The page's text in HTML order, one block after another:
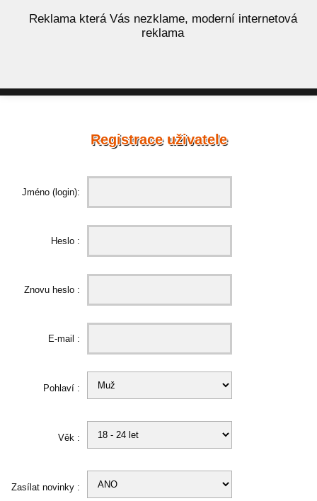
Reklama která Vás nezklame, moderní internetová
reklama
Registrace uživatele
Jméno (login):
Heslo :
Znovu heslo :
E-mail :
Pohlaví :
Věk :
Zasílat novinky :